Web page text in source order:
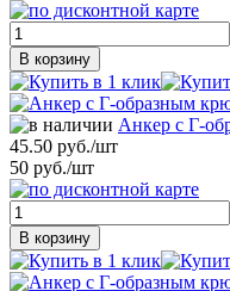
В корзину
Анкер с Г-
45.50 руб./шт
50 руб./шт
В корзину